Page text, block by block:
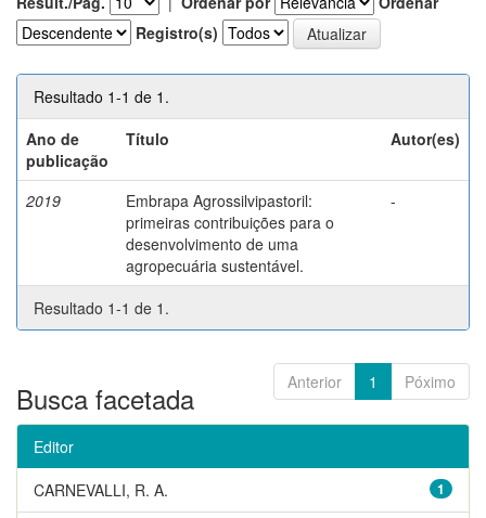
Registro(s)
Resultado 1-1 de 1.
Ano de
publicação
Título Autor(es)
2019
Embrapa Agrossilvipastoril:
primeiras contribuições para o
desenvolvimento de uma
agropecuária sustentável.
-
Resultado 1-1 de 1.
Anterior 1 Póximo
Busca facetada
Editor
1
CARNEVALLI, R. A.